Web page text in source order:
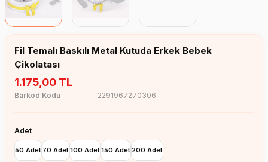
Fil Temalı Baskılı Metal Kutuda Erkek Bebek
Çikolatası
1.175,00 TL
Barkod Kodu 2291967270306
Adet
50 Adet 70 Adet100 Adet150 Adet 200 Adet